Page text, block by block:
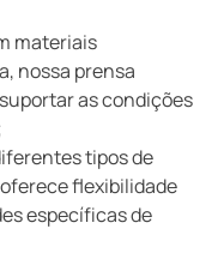
materiais
nossa prensa
as condições
tipos de
flexibilidade
específicas de